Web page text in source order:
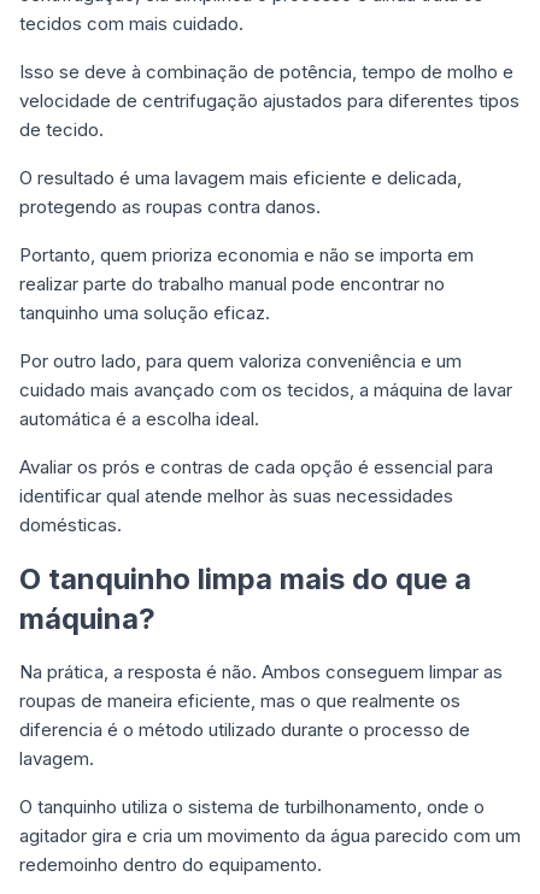
tecidos com mais cuidado.
Isso se deve à combinação de potência, tempo de molho e
velocidade de centrifugação ajustados para diferentes tipos
de tecido.
O resultado é uma lavagem mais eficiente e delicada,
protegendo as roupas contra danos.
Portanto, quem prioriza economia e não se importa em
realizar parte do trabalho manual pode encontrar no
tanquinho uma solução eficaz.
Por outro lado, para quem valoriza conveniência e um
cuidado mais avançado com os tecidos, a máquina de lavar
automática é a escolha ideal.
Avaliar os prós e contras de cada opção é essencial para
identificar qual atende melhor às suas necessidades
domésticas.
O tanquinho limpa mais do que a
máquina?
Na prática, a resposta é não. Ambos conseguem limpar as
roupas de maneira eficiente, mas o que realmente os
diferencia é o método utilizado durante o processo de
lavagem.
O tanquinho utiliza o sistema de turbilhonamento, onde o
agitador gira e cria um movimento da água parecido com um
redemoinho dentro do equipamento.